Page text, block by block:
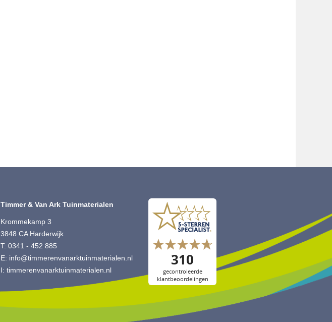
Timmer & Van Ark Tuinmaterialen
Krommekamp 3
3848 CA Harderwijk
T: 0341 - 452 885
E: info@timmerenvanarktuinmaterialen.nl
I: timmerenvanarktuinmaterialen.nl